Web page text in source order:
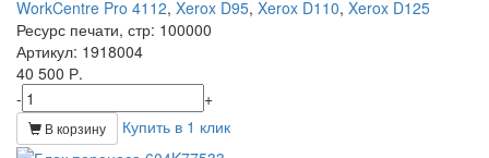
WorkCentre Pro 4112, Xerox D95, Xerox D110, Xerox D125
Ресурс печати, стр: 100000
Артикул: 1918004
40 500 Р.
-
+
В корзину Купить в 1 клик